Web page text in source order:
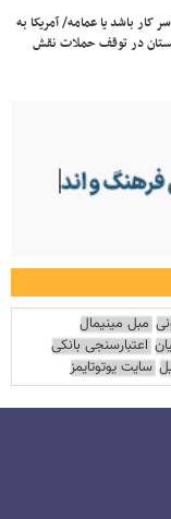
کار باشد یا عمامه/ آمریکا به
در توقف حملات نقش
مبل مینیمال
اعتبارسنجی بانکی
سایت یوتوتایمز